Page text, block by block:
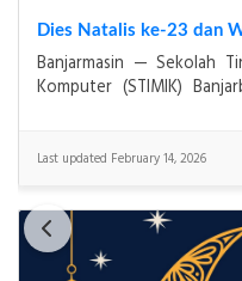
BANJARBARU, 20
Manajemen Informatika
Last updated December 20, 2025